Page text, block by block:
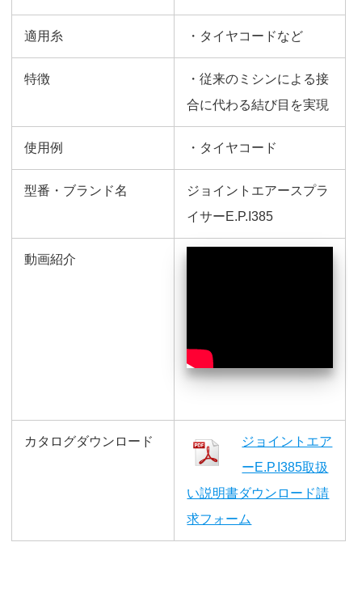
適用糸 ・タイヤコードなど
特徴
・従来のミシンによる接
合に代わる結び目を実現
使用例 ・タイヤコード
型番・ブランド名
ジョイントエアースプラ
イサーE.P.I385
動画紹介
カタログダウンロード
ジョイントエア
ーE.P.I385取扱
い説明書ダウンロード請
求フォーム